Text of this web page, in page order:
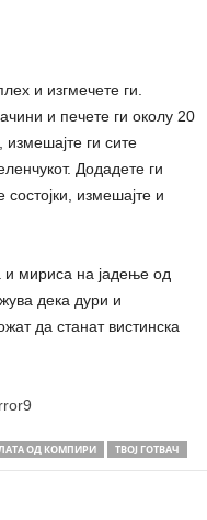
и изгмечете ги.
и печете ги околу 20
ги сите
Додадете ги
измешајте и
и мириса на јадење од
дека дури и
да станат вистинска
ОД КОМПИРИ ТВОЈ ГОТВАЧ